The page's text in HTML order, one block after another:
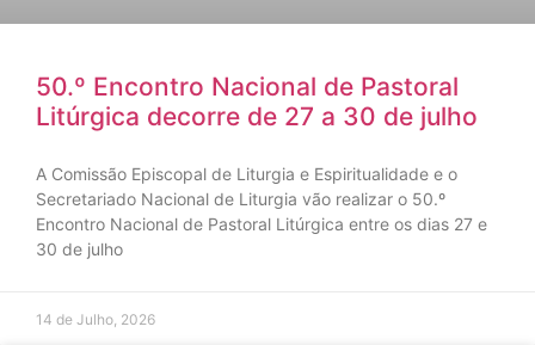
50.º Encontro Nacional de Pastoral
Litúrgica decorre de 27 a 30 de julho
A Comissão Episcopal de Liturgia e Espiritualidade e o
Secretariado Nacional de Liturgia vão realizar o 50.º
Encontro Nacional de Pastoral Litúrgica entre os dias 27 e
30 de julho
14 de Julho, 2026